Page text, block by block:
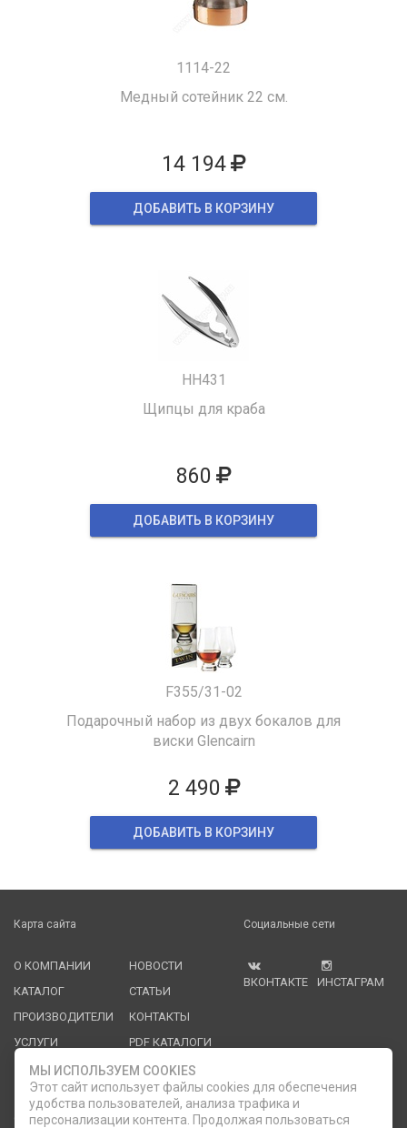
1114-22
Медный сотейник 22 см.
14 194
ДОБАВИТЬ В КОРЗИНУ
HH431
Щипцы для краба
860
ДОБАВИТЬ В КОРЗИНУ
F355/31-02
Подарочный набор из двух бокалов для
виски Glencairn
2 490
ДОБАВИТЬ В КОРЗИНУ
Карта сайта
О КОМПАНИИ
КАТАЛОГ
ПРОИЗВОДИТЕЛИ
УСЛУГИ
НОВОСТИ
СТАТЬИ
КОНТАКТЫ
PDF КАТАЛОГИ
ОПЛАТА И
ДОСТАВКА
Социальные сети
ВКОНТАКТЕ ИНСТАГРАМ
Служба клиентской поддержки
МЫ ИСПОЛЬЗУЕМ COOKIES
Этот сайт использует файлы cookies для обеспечения
удобства пользователей, анализа трафика и
персонализации контента. Продолжая пользоваться